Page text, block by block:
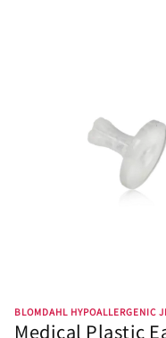
BLOMDAHL HYPOALLERGENIC
Medical Plastic